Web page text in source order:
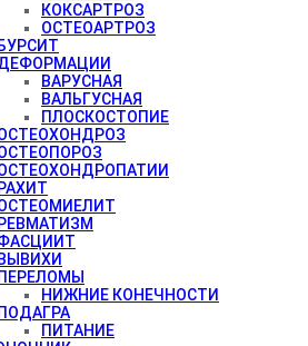
КОКСАРТРОЗ
ОСТЕОАРТРОЗ
БУРСИТ
ВАРУСНАЯ
ВАЛЬГУСНАЯ
ПЛОСКОСТОПИЕ
РАХИТ
РЕВМАТИЗМ
ВЫВИХИ
ПЕРЕЛОМЫ
НИЖНИЕ КОНЕЧНОСТИ
ПОДАГРА
ПИТАНИЕ